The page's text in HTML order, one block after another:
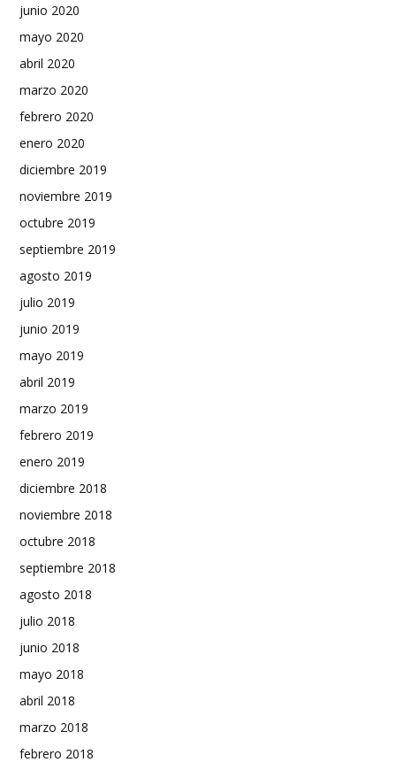
junio 2020
mayo 2020
abril 2020
marzo 2020
febrero 2020
enero 2020
diciembre 2019
noviembre 2019
octubre 2019
septiembre 2019
agosto 2019
julio 2019
junio 2019
mayo 2019
abril 2019
marzo 2019
febrero 2019
enero 2019
diciembre 2018
noviembre 2018
octubre 2018
septiembre 2018
agosto 2018
julio 2018
junio 2018
mayo 2018
abril 2018
marzo 2018
febrero 2018